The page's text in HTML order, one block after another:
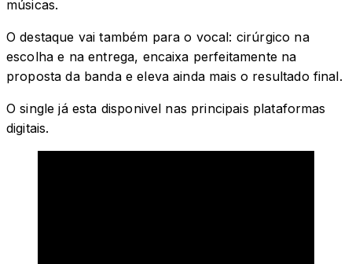
músicas.
O destaque vai também para o vocal: cirúrgico na
escolha e na entrega, encaixa perfeitamente na
proposta da banda e eleva ainda mais o resultado final.
O single já esta disponivel nas principais plataformas
digitais.